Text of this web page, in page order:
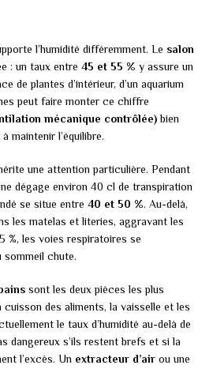
l’humidité différemment. Le salon
: un taux entre 45 et 55 % y assure un
de plantes d’intérieur, d’un aquarium
peut faire monter ce chiffre
mécanique contrôlée)bien
maintenir l’équilibre.
une attention particulière. Pendant
dégage environ 40 cl de transpiration
se situe entre 40 et 50 %. Au-delà,
les matelas et literies, aggravant les
%, les voies respiratoires se
sommeil chute.
sont les deux pièces les plus
des aliments, la vaisselle et les
le taux d’humidité au-delà de
dangereux s’ils restent brefs et si la
l’excès. Un extracteur d’air ou une